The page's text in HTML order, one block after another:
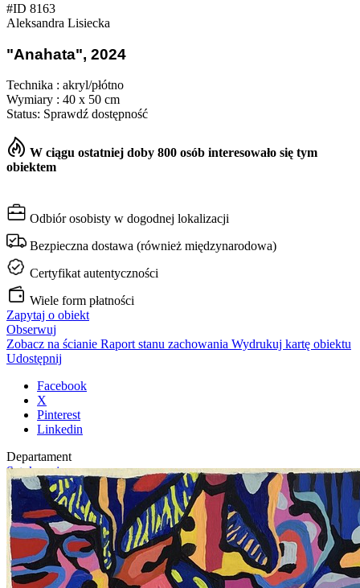
#ID 8163
Aleksandra Lisiecka
"Anahata", 2024
Technika : akryl/płótno
Wymiary : 40 x 50 cm
Status: Sprawdź dostępność
W ciągu ostatniej doby 800 osób interesowało się tym
obiektem
Odbiór osobisty w dogodnej lokalizacji
Bezpieczna dostawa (również międzynarodowa)
Certyfikat autentyczności
Wiele form płatności
Zapytaj o obiekt
Obserwuj
Zobacz na ścianie Raport stanu zachowania Wydrukuj kartę obiektu
Udostępnij
Facebook
X
Pinterest
Linkedin
Departament
Sztuka najnowsza
Aukcja
Talenty
Rok
2024
Oprawa
Nie
Inne obiekty